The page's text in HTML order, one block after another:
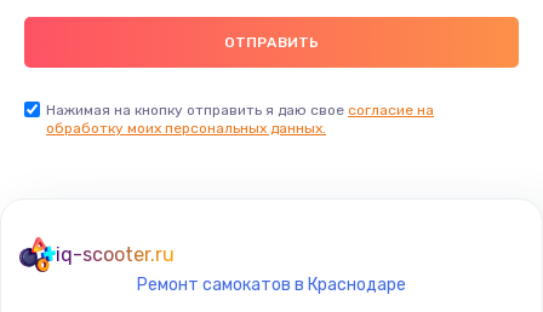
Заказать
Замена термостата
Нажимая на кнопку отправить я даю свое согласие на
обработку моих персональных данных.
iq-scooter.ru
Ремонт самокатов в Краснодаре